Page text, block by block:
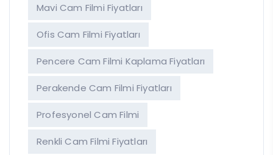
Mavi Cam Filmi Fiyatları
Ofis Cam Filmi Fiyatları
Pencere Cam Filmi Kaplama Fiyatları
Perakende Cam Filmi Fiyatları
Profesyonel Cam Filmi
Renkli Cam Filmi Fiyatları